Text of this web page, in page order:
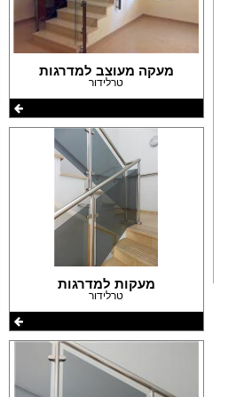
מעקה מעוצב למדרגות
טרלידור
מעקות למדרגות
טרלידור